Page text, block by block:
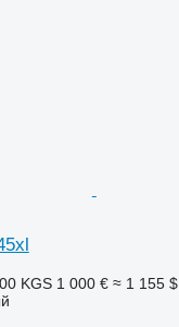
KGS 1 000 € ≈ 1 155 $